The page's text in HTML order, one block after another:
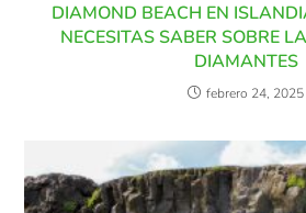
DIAMOND BEACH EN
NECESITAS SABER SOBRE
DIAMANTES
febrero 24, 2025